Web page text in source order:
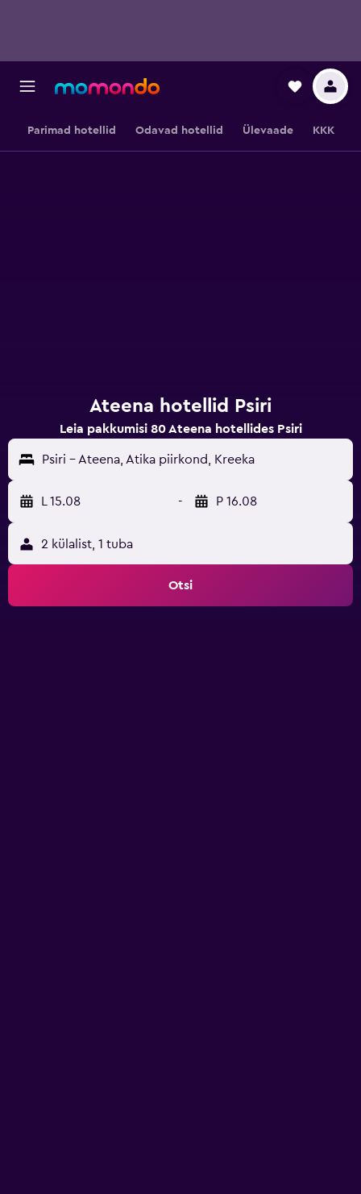
Parimad hotellid Odavad hotellid Ülevaade KKK
Ateena hotellid Psiri
Leia pakkumisi 80 Ateena hotellides Psiri
Psiri - Ateena, Atika piirkond, Kreeka
L 15.08 - P 16.08
2 külalist, 1 tuba
Otsi